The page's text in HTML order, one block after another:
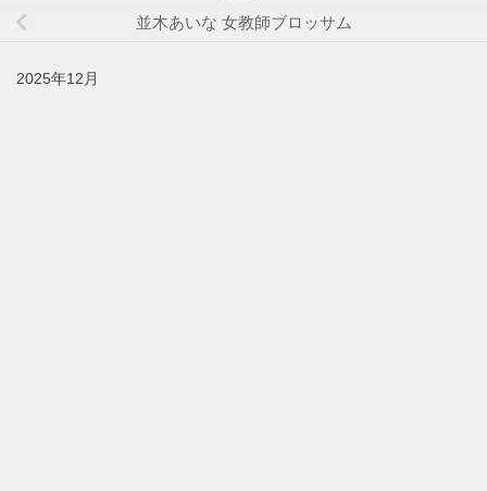
並木あいな 女教師ブロッサム
2025年12月